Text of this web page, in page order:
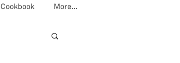
Cookbook More...